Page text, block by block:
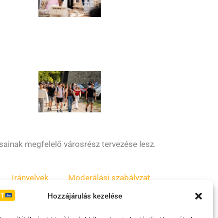
Hozzájárulás kezelése
megfelelő városrész tervezése lesz.
Irányelvek Moderálási szabályzat